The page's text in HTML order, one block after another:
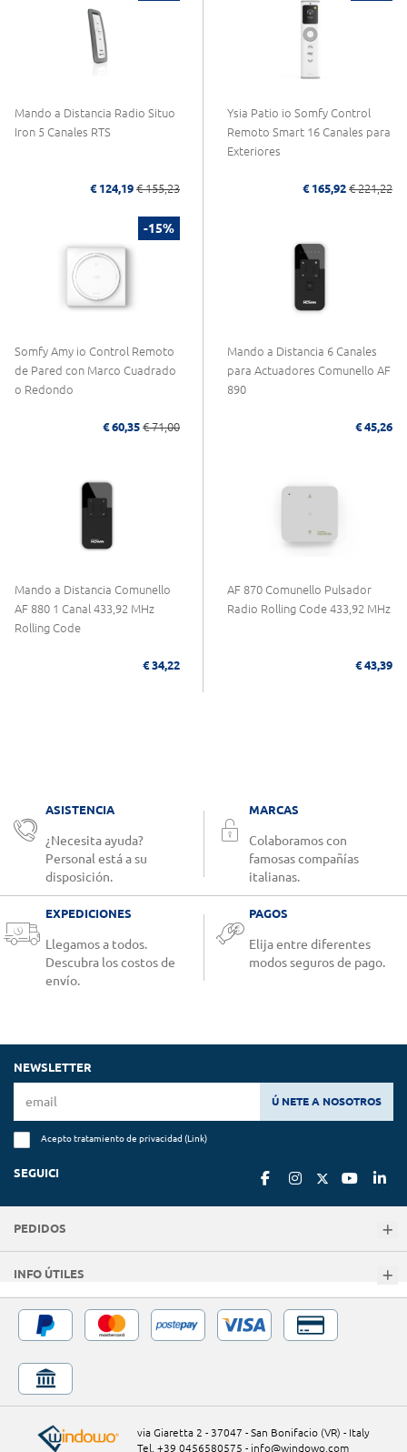
Mando a Distancia Radio Situo
Iron 5 Canales RTS
€ 124,19 € 155,23
Ysia Patio io Somfy Control
Remoto Smart 16 Canales para
Exteriores
€ 165,92 € 221,22
-15%
Somfy Amy io Control Remoto
de Pared con Marco Cuadrado
o Redondo
€ 60,35 € 71,00
Mando a Distancia 6 Canales
para Actuadores Comunello AF
890
€ 45,26
Mando a Distancia Comunello
AF 880 1 Canal 433,92 MHz
Rolling Code
€ 34,22
AF 870 Comunello Pulsador
Radio Rolling Code 433,92 MHz
€ 43,39
ASISTENCIA
¿Necesita ayuda?
Personal está a su
disposición.
MARCAS
Colaboramos con
famosas compañías
italianas.
EXPEDICIONES
Llegamos a todos.
Descubra los costos de
envío.
PAGOS
Elija entre diferentes
modos seguros de pago.
NEWSLETTER
Ú NETE A NOSOTROS
Acepto tratamiento de privacidad (Link)
SEGUICI
PEDIDOS
INFO ÚTILES
via Giaretta 2 - 37047 - San Bonifacio (VR) - Italy
Tel. +39 0456580575 - info@windowo.com